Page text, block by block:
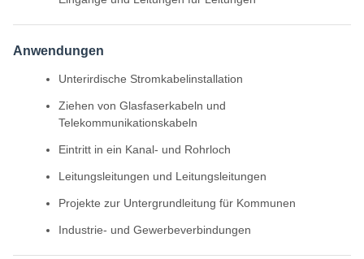
Anwendungen
Unterirdische Stromkabelinstallation
Ziehen von Glasfaserkabeln und
Telekommunikationskabeln
Eintritt in ein Kanal- und Rohrloch
Leitungsleitungen und Leitungsleitungen
Projekte zur Untergrundleitung für Kommunen
Industrie- und Gewerbeverbindungen